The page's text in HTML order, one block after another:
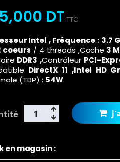
DT TTC
Intel , Fréquence : 3.7
coeurs / 4 threads ,Cache 3
DDR3 ,Contrôleur PCI-
DirectX 11 ,Intel HD
(TDP) : 54W
en magasin :